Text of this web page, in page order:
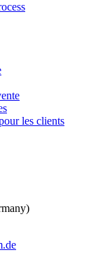
les clients
)